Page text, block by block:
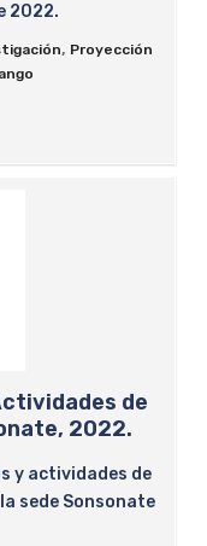
2022.
, Proyección
de
2022.
y actividades de
sede Sonsonate